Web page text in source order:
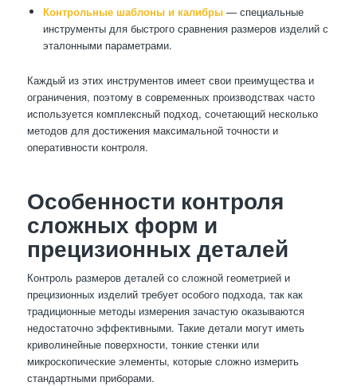
Контрольные шаблоны и калибры— специальные
инструменты для быстрого сравнения размеров изделий с
эталонными параметрами.
Каждый из этих инструментов имеет свои преимущества и
ограничения, поэтому в современных производствах часто
используется комплексный подход, сочетающий несколько
методов для достижения максимальной точности и
оперативности контроля.
Особенности контроля
сложных форм и
прецизионных деталей
Контроль размеров деталей со сложной геометрией и
прецизионных изделий требует особого подхода, так как
традиционные методы измерения зачастую оказываются
недостаточно эффективными. Такие детали могут иметь
криволинейные поверхности, тонкие стенки или
микроскопические элементы, которые сложно измерить
стандартными приборами.